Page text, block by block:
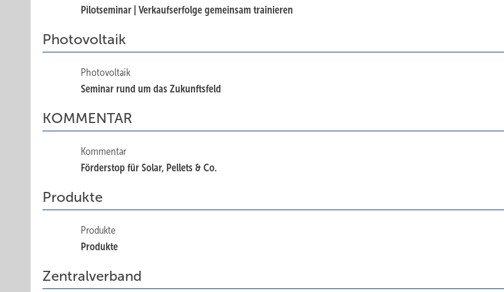
Pilotseminar | Verkaufserfolge gemeinsam trainieren
Photovoltaik
Photovoltaik
Seminar rund um das Zukunftsfeld
KOMMENTAR
Kommentar
Förderstop für Solar, Pellets & Co.
Produkte
Produkte
Produkte
Zentralverband